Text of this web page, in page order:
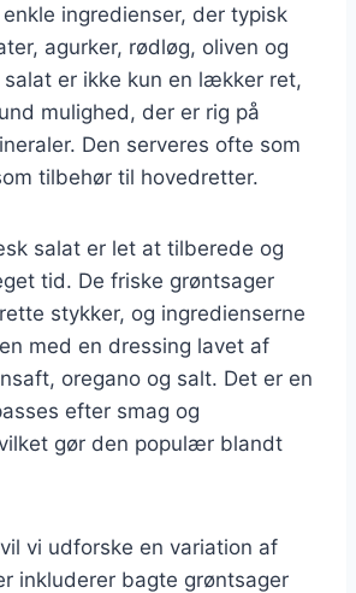
ingredienser, der typisk
agurker, rødløg, oliven og
er ikke kun en lækker ret,
mulighed, der er rig på
Den serveres ofte som
tilbehør til hovedretter.
salat er let at tilberede og
tid. De friske grøntsager
stykker, og ingredienserne
med en dressing lavet af
oregano og salt. Det er en
efter smag og
gør den populær blandt
vi udforske en variation af
inkluderer bagte grøntsager